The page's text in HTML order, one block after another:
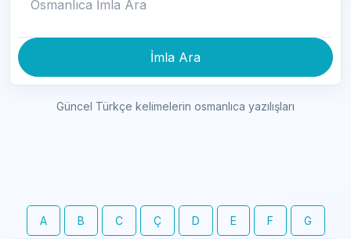
İmla Ara
Güncel Türkçe kelimelerin osmanlıca yazılışları
A B C Ç D E F G